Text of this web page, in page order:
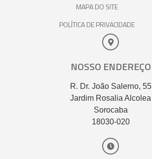
MAPA DO SITE
POLÍTICA DE PRIVACIDADE
NOSSO ENDEREÇO
R. Dr. João Salerno, 55
Jardim Rosalia Alcolea
Sorocaba
18030-020